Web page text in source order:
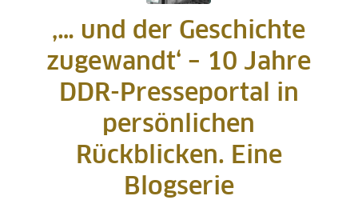
‚… und der Geschichte
zugewandt‘ – 10 Jahre
DDR-Presseportal in
persönlichen
Rückblicken. Eine
Blogserie